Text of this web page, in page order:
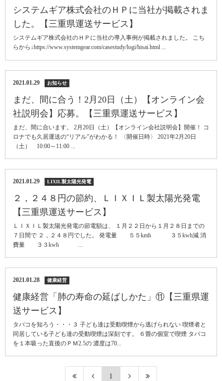
システムギア株式会社のＨＰに当社が掲載されま
した。【三重県運送サービス】
システムギア株式会社のＨＰに当社の導入事例が掲載されました。 こち
らから↓https://www.systemgear.com/casestudy/logi/hisai.html ...
2021.01.29 お知らせ
まだ、間に合う！2月20日（土）【オンライン会
社説明会】応募。【三重県運送サービス】
まだ、間に合います。 2月20日（土）【オンライン会社説明会】開催！ コ
ロナでも久居運送の“リアル”がわかる！ 〈開催日時〉 2021年2月20日
（土） 10:00～11:00 ...
2021.01.29 LIXIL製太陽光発電
２，２４８円の節約、ＬＩＸＩＬ製太陽光発電
【三重県運送サービス】
ＬＩＸＩＬ製太陽光発電の節電額は、 １月２２日から１月２８日までの
７日間で ２，２４８円でした。 発電量 ５５kmh ３５kwh減 消
費量 ３３kwh ...
2021.01.28 健康経営
健康経営「肺の寿命の延ばしかた」⑪【三重県運
送サービス】
タバコを知ろう・・・３ 子ども達は受動喫煙から逃げられない 喫煙者と
同居している子ども達の受動喫煙は深刻です。 ６畳の個室で喫煙 タバコ
を１本吸った直後のＰＭ2.5の 濃度は70...
1